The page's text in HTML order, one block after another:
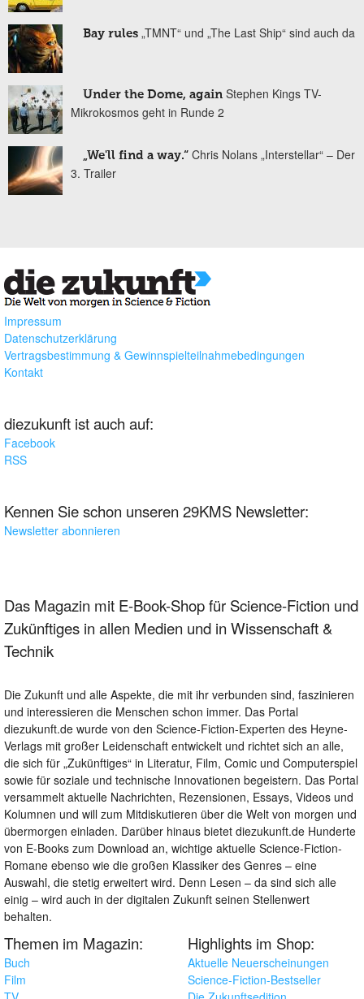
Bay rules „TMNT“ und „The Last Ship“ sind auch da
Under the Dome, again Stephen Kings TV-
Mikrokosmos geht in Runde 2
„We'll find a way.“ Chris Nolans „Interstellar“ – Der
3. Trailer
Impressum
Datenschutzerklärung
Vertragsbestimmung & Gewinnspielteilnahmebedingungen
Kontakt
diezukunft ist auch auf:
Facebook
RSS
Kennen Sie schon unseren 29KMS Newsletter:
Newsletter abonnieren
Das Magazin mit E-Book-Shop für Science-Fiction und
Zukünftiges in allen Medien und in Wissenschaft &
Technik
Die Zukunft und alle Aspekte, die mit ihr verbunden sind, faszinieren
und interessieren die Menschen schon immer. Das Portal
diezukunft.de wurde von den Science-Fiction-Experten des Heyne-
Verlags mit großer Leidenschaft entwickelt und richtet sich an alle,
die sich für „Zukünftiges“ in Literatur, Film, Comic und Computerspiel
sowie für soziale und technische Innovationen begeistern. Das Portal
versammelt aktuelle Nachrichten, Rezensionen, Essays, Videos und
Kolumnen und will zum Mitdiskutieren über die Welt von morgen und
übermorgen einladen. Darüber hinaus bietet diezukunft.de Hunderte
von E-Books zum Download an, wichtige aktuelle Science-Fiction-
Romane ebenso wie die großen Klassiker des Genres – eine
Auswahl, die stetig erweitert wird. Denn Lesen – da sind sich alle
einig – wird auch in der digitalen Zukunft seinen Stellenwert
behalten.
Themen im Magazin:
Buch
Film
Highlights im Shop:
Aktuelle Neuerscheinungen
Science-Fiction-Bestseller